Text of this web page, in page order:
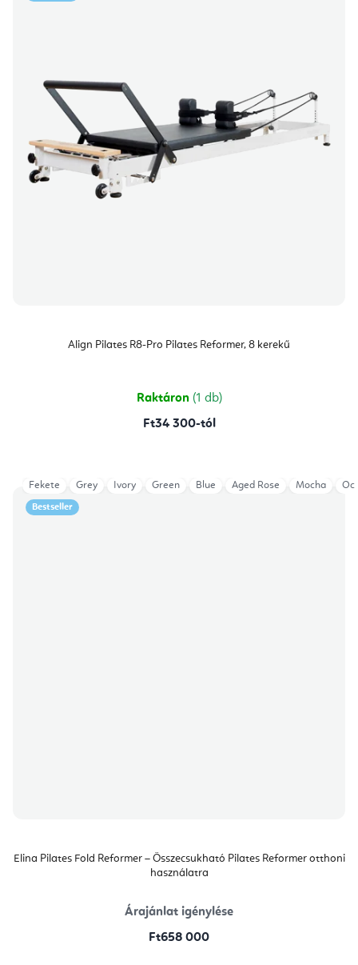
Align Pilates R8-Pro Pilates Reformer, 8 kerekű
Raktáron (1 db)
Ft34 300-tól
Bestseller
Elina Pilates Fold Reformer – Összecsukható Pilates Reformer otthoni
használatra
Árajánlat igénylése
Ft658 000
Fekete Grey Ivory Green Blue Aged Rose Mocha